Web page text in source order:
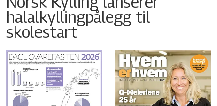
halalkyllingpålegg til
skolestart